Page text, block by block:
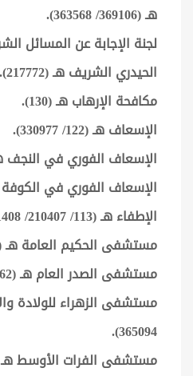
هـ (369106/ 363568).
لجنة الإجابة عن المسائل
الحيدري الشريف هـ (217772).
مكافحة الإرهاب هـ (130).
الإسعاف هـ (122/ 330977).
الإسعاف الفوري في النجف هـ
الإسعاف الفوري في الكوفة هـ
الإطفاء هـ (113/ 210407/ 201408/ 201409).
مستشفى الحكيم العامة هـ (214427/
مستشفى الصدر العام هـ (343062/ 210311).
365094).
مستشفى الفرات الأوسط هـ